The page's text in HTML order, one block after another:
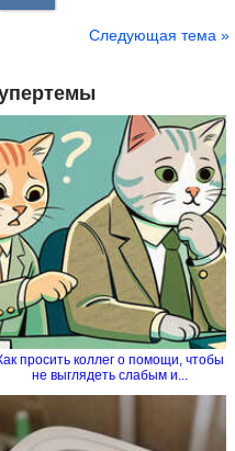
Следующая тема »
просить коллег о помощи, чтобы
не выглядеть слабым и...